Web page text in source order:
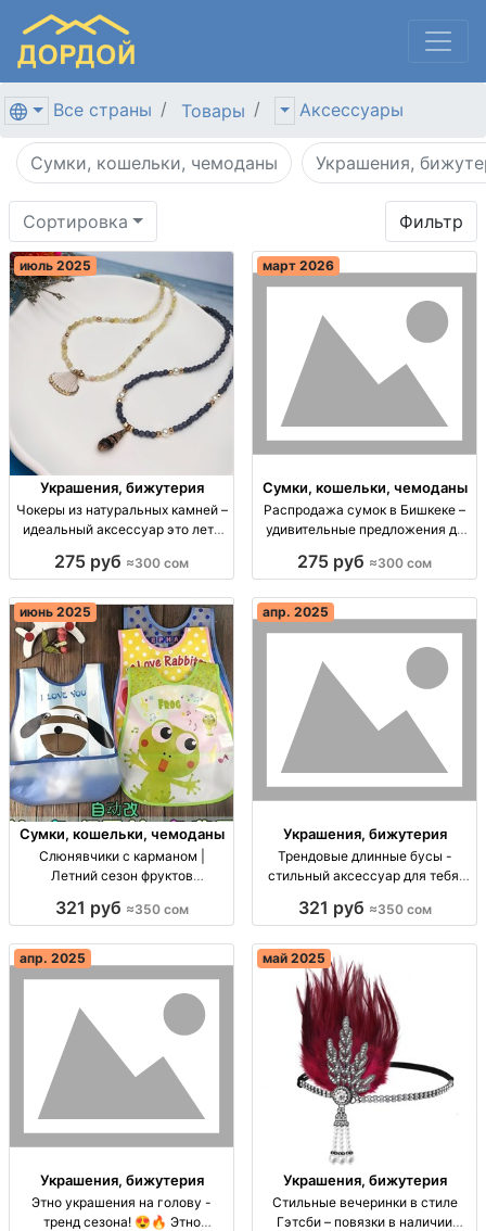
Все страны Товары Аксессуары
Сумки, кошельки, чемоданы Украшения,
Сортировка Фильтр
июль 2025
Украшения, бижутерия
Чокеры из натуральных камней –
идеальный аксессуар это лето
телеграм, 300 сом.
275 руб ≈300 сом
март 2026
Сумки, кошельки, чемоданы
Распродажа сумок в Бишкеке –
удивительные предложения до
оптом от 5 штук, скидки крупным.
Джунхай, 195/12.
275 руб ≈300 сом
июнь 2025
Сумки, кошельки, чемоданы
Слюнявчики с карманом |
Летний сезон фруктов
упаковка 10 шт, цена 350 сом.
321 руб ≈350 сом
апр. 2025
Украшения, бижутерия
Трендовые длинные бусы -
стильный аксессуар для тебя!
уникальный дизайн, 350 сом.
321 руб ≈350 сом
апр. 2025
Украшения, бижутерия
Этно украшения на голову -
тренд сезона! 😍🔥 Этно
май 2025
Украшения, бижутерия
Стильные вечеринки в стиле
Гэтсби – повязки в наличии